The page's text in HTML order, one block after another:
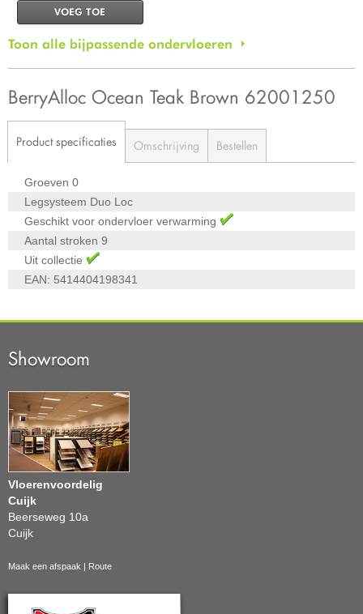
VOEG TOE
Toon alle bijpassende ondervloeren
BerryAlloc Ocean Teak Brown 62001250
Product specificaties Omschrijving Bestellen
Groeven 0
Legsysteem Duo Loc
Geschikt voor ondervloer verwarming
Aantal stroken 9
Uit collectie
EAN: 5414404198341
Showroom
Vloerenvoordelig
Cuijk
Beerseweg 10a
Cuijk
Maak een afspaak Route